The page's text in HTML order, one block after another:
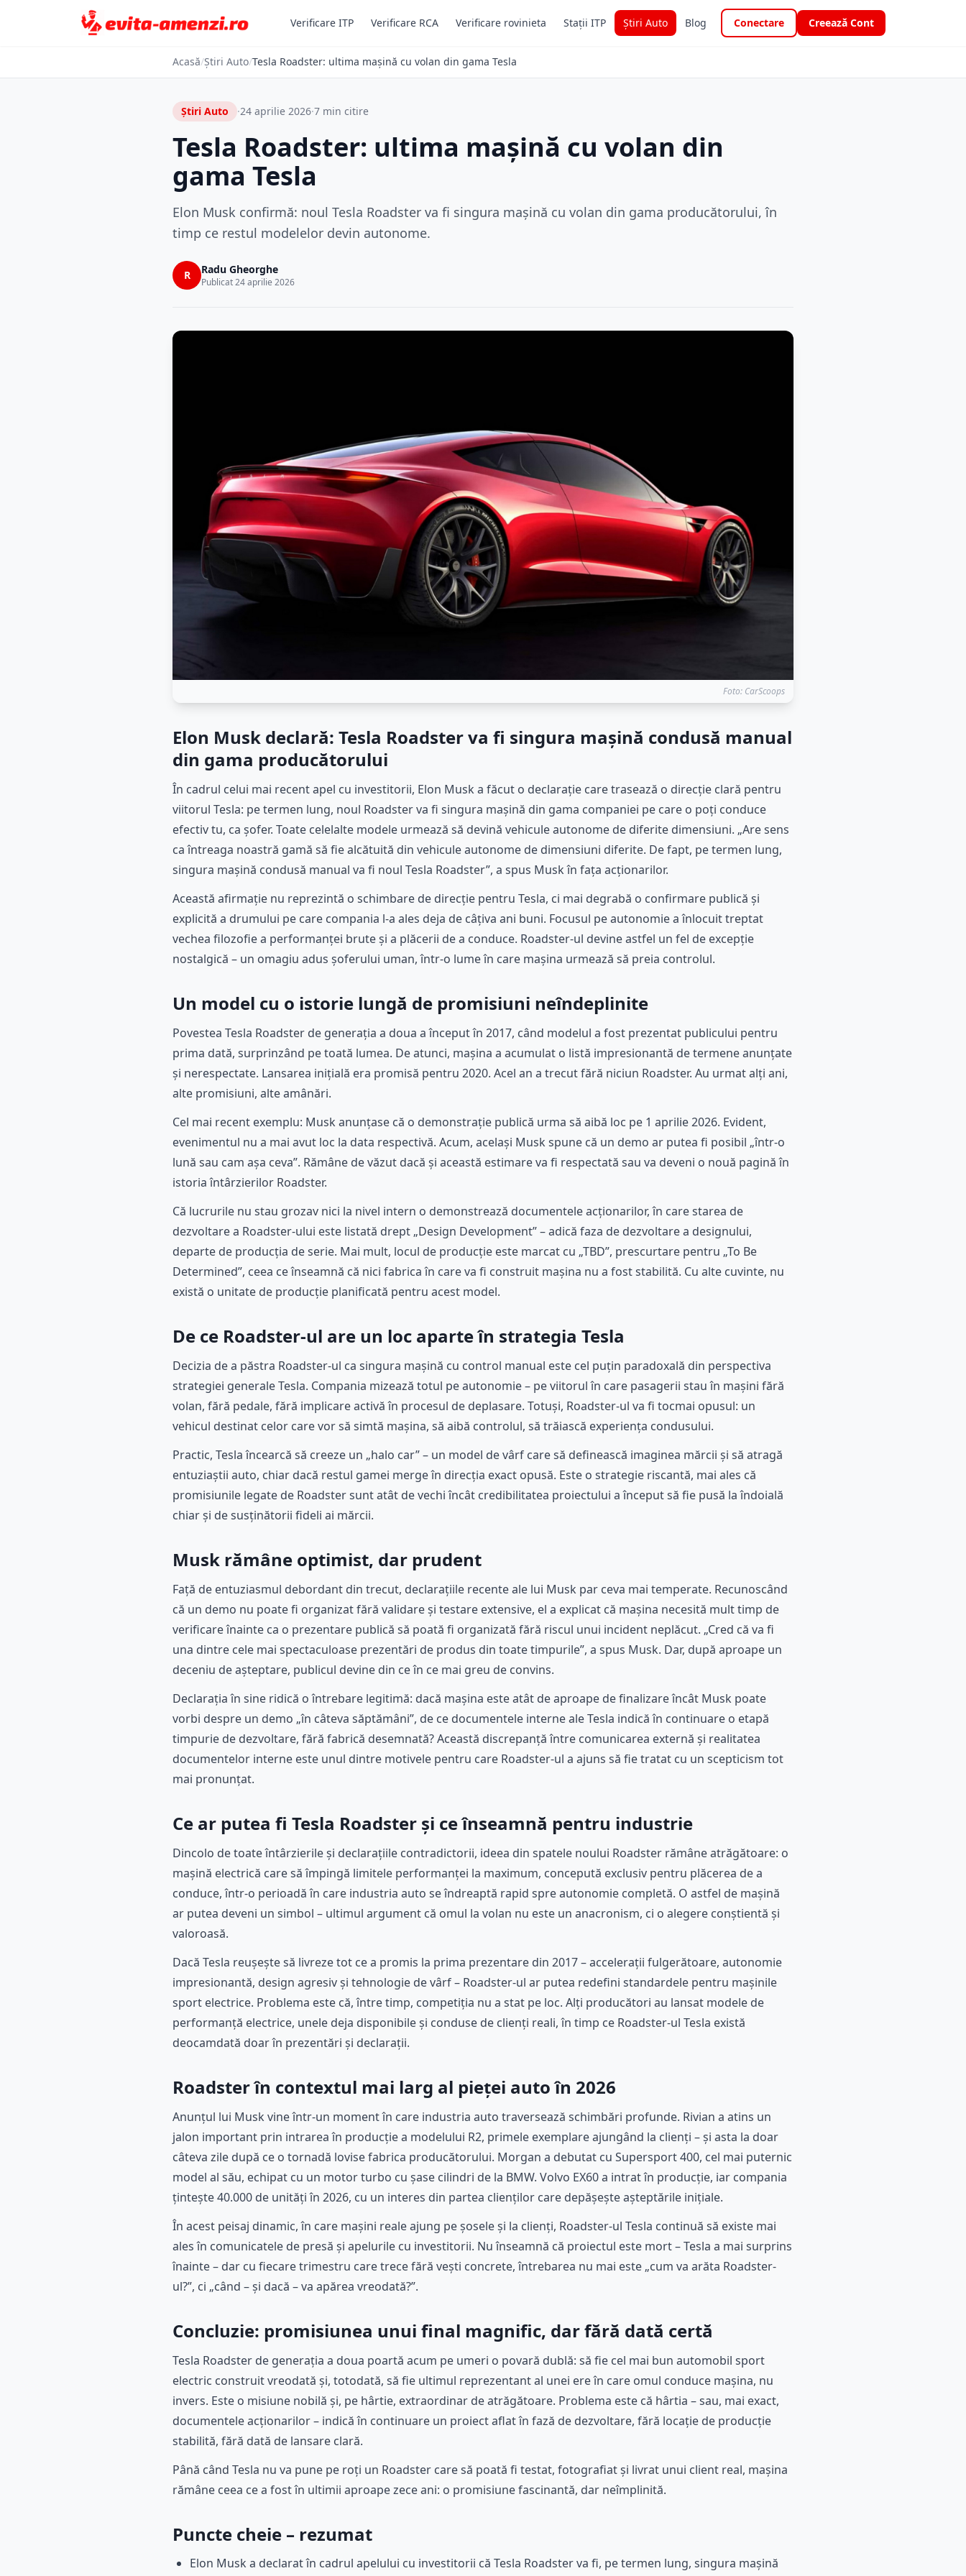
Verificare ITP Verificare RCA Verificare rovinieta Stații ITP Știri Auto Blog Conectare Creează Cont
Acasă/Știri Auto/Tesla Roadster: ultima mașină cu volan din gama Tesla
Știri Auto ·24 aprilie 2026·7 min citire
Tesla Roadster: ultima mașină cu volan din
gama Tesla
Elon Musk confirmă: noul Tesla Roadster va fi singura mașină cu volan din gama producătorului, în
timp ce restul modelelor devin autonome.
R Radu Gheorghe
Publicat 24 aprilie 2026
Foto: CarScoops
Elon Musk declară: Tesla Roadster va fi singura mașină condusă manual
din gama producătorului
În cadrul celui mai recent apel cu investitorii, Elon Musk a făcut o declarație care trasează o direcție clară pentru
viitorul Tesla: pe termen lung, noul Roadster va fi singura mașină din gama companiei pe care o poți conduce
efectiv tu, ca șofer. Toate celelalte modele urmează să devină vehicule autonome de diferite dimensiuni. „Are sens
ca întreaga noastră gamă să fie alcătuită din vehicule autonome de dimensiuni diferite. De fapt, pe termen lung,
singura mașină condusă manual va fi noul Tesla Roadster”, a spus Musk în fața acționarilor.
Această afirmație nu reprezintă o schimbare de direcție pentru Tesla, ci mai degrabă o confirmare publică și
explicită a drumului pe care compania l-a ales deja de câțiva ani buni. Focusul pe autonomie a înlocuit treptat
vechea filozofie a performanței brute și a plăcerii de a conduce. Roadster-ul devine astfel un fel de excepție
nostalgică – un omagiu adus șoferului uman, într-o lume în care mașina urmează să preia controlul.
Un model cu o istorie lungă de promisiuni neîndeplinite
Povestea Tesla Roadster de generația a doua a început în 2017, când modelul a fost prezentat publicului pentru
prima dată, surprinzând pe toată lumea. De atunci, mașina a acumulat o listă impresionantă de termene anunțate
și nerespectate. Lansarea inițială era promisă pentru 2020. Acel an a trecut fără niciun Roadster. Au urmat alți ani,
alte promisiuni, alte amânări.
Cel mai recent exemplu: Musk anunțase că o demonstrație publică urma să aibă loc pe 1 aprilie 2026. Evident,
evenimentul nu a mai avut loc la data respectivă. Acum, același Musk spune că un demo ar putea fi posibil „într-o
lună sau cam așa ceva”. Rămâne de văzut dacă și această estimare va fi respectată sau va deveni o nouă pagină în
istoria întârzierilor Roadster.
Că lucrurile nu stau grozav nici la nivel intern o demonstrează documentele acționarilor, în care starea de
dezvoltare a Roadster-ului este listată drept „Design Development” – adică faza de dezvoltare a designului,
departe de producția de serie. Mai mult, locul de producție este marcat cu „TBD”, prescurtare pentru „To Be
Determined”, ceea ce înseamnă că nici fabrica în care va fi construit mașina nu a fost stabilită. Cu alte cuvinte, nu
există o unitate de producție planificată pentru acest model.
De ce Roadster-ul are un loc aparte în strategia Tesla
Decizia de a păstra Roadster-ul ca singura mașină cu control manual este cel puțin paradoxală din perspectiva
strategiei generale Tesla. Compania mizează totul pe autonomie – pe viitorul în care pasagerii stau în mașini fără
volan, fără pedale, fără implicare activă în procesul de deplasare. Totuși, Roadster-ul va fi tocmai opusul: un
vehicul destinat celor care vor să simtă mașina, să aibă controlul, să trăiască experiența condusului.
Practic, Tesla încearcă să creeze un „halo car” – un model de vârf care să definească imaginea mărcii și să atragă
entuziaștii auto, chiar dacă restul gamei merge în direcția exact opusă. Este o strategie riscantă, mai ales că
promisiunile legate de Roadster sunt atât de vechi încât credibilitatea proiectului a început să fie pusă la îndoială
chiar și de susținătorii fideli ai mărcii.
Musk rămâne optimist, dar prudent
Față de entuziasmul debordant din trecut, declarațiile recente ale lui Musk par ceva mai temperate. Recunoscând
că un demo nu poate fi organizat fără validare și testare extensive, el a explicat că mașina necesită mult timp de
verificare înainte ca o prezentare publică să poată fi organizată fără riscul unui incident neplăcut. „Cred că va fi
una dintre cele mai spectaculoase prezentări de produs din toate timpurile”, a spus Musk. Dar, după aproape un
deceniu de așteptare, publicul devine din ce în ce mai greu de convins.
Declarația în sine ridică o întrebare legitimă: dacă mașina este atât de aproape de finalizare încât Musk poate
vorbi despre un demo „în câteva săptămâni”, de ce documentele interne ale Tesla indică în continuare o etapă
timpurie de dezvoltare, fără fabrică desemnată? Această discrepanță între comunicarea externă și realitatea
documentelor interne este unul dintre motivele pentru care Roadster-ul a ajuns să fie tratat cu un scepticism tot
mai pronunțat.
Ce ar putea fi Tesla Roadster și ce înseamnă pentru industrie
Dincolo de toate întârzierile și declarațiile contradictorii, ideea din spatele noului Roadster rămâne atrăgătoare: o
mașină electrică care să împingă limitele performanței la maximum, concepută exclusiv pentru plăcerea de a
conduce, într-o perioadă în care industria auto se îndreaptă rapid spre autonomie completă. O astfel de mașină
ar putea deveni un simbol – ultimul argument că omul la volan nu este un anacronism, ci o alegere conștientă și
valoroasă.
Dacă Tesla reușește să livreze tot ce a promis la prima prezentare din 2017 – accelerații fulgerătoare, autonomie
impresionantă, design agresiv și tehnologie de vârf – Roadster-ul ar putea redefini standardele pentru mașinile
sport electrice. Problema este că, între timp, competiția nu a stat pe loc. Alți producători au lansat modele de
performanță electrice, unele deja disponibile și conduse de clienți reali, în timp ce Roadster-ul Tesla există
deocamdată doar în prezentări și declarații.
Roadster în contextul mai larg al pieței auto în 2026
Anunțul lui Musk vine într-un moment în care industria auto traversează schimbări profunde. Rivian a atins un
jalon important prin intrarea în producție a modelului R2, primele exemplare ajungând la clienți – și asta la doar
câteva zile după ce o tornadă lovise fabrica producătorului. Morgan a debutat cu Supersport 400, cel mai puternic
model al său, echipat cu un motor turbo cu șase cilindri de la BMW. Volvo EX60 a intrat în producție, iar compania
țintește 40.000 de unități în 2026, cu un interes din partea clienților care depășește așteptările inițiale.
În acest peisaj dinamic, în care mașini reale ajung pe șosele și la clienți, Roadster-ul Tesla continuă să existe mai
ales în comunicatele de presă și apelurile cu investitorii. Nu înseamnă că proiectul este mort – Tesla a mai surprins
înainte – dar cu fiecare trimestru care trece fără vești concrete, întrebarea nu mai este „cum va arăta Roadster-
ul?”, ci „când – și dacă – va apărea vreodată?”.
Concluzie: promisiunea unui final magnific, dar fără dată certă
Tesla Roadster de generația a doua poartă acum pe umeri o povară dublă: să fie cel mai bun automobil sport
electric construit vreodată și, totodată, să fie ultimul reprezentant al unei ere în care omul conduce mașina, nu
invers. Este o misiune nobilă și, pe hârtie, extraordinar de atrăgătoare. Problema este că hârtia – sau, mai exact,
documentele acționarilor – indică în continuare un proiect aflat în fază de dezvoltare, fără locație de producție
stabilită, fără dată de lansare clară.
Până când Tesla nu va pune pe roți un Roadster care să poată fi testat, fotografiat și livrat unui client real, mașina
rămâne ceea ce a fost în ultimii aproape zece ani: o promisiune fascinantă, dar neîmplinită.
Puncte cheie – rezumat
Elon Musk a declarat în cadrul apelului cu investitorii că Tesla Roadster va fi, pe termen lung, singura mașină